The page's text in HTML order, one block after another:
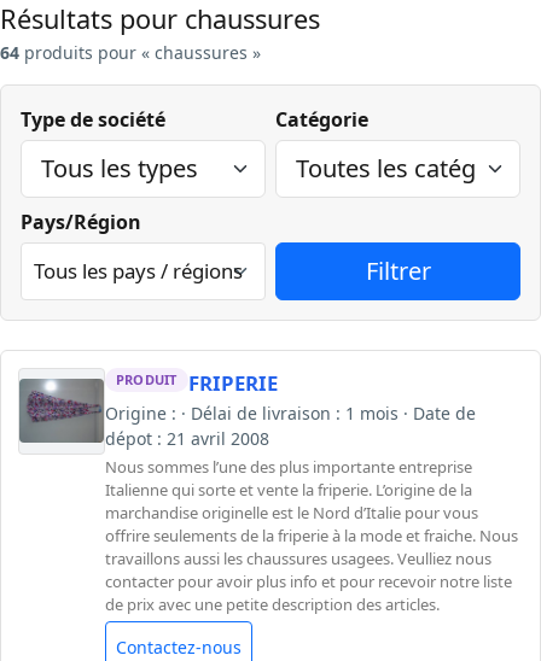
Résultats pour chaussures
64 produits pour « chaussures »
Type de société Catégorie
Pays/Région
PRODUIT FRIPERIE
Origine : · Délai de livraison : 1 mois · Date de
dépot : 21 avril 2008
Nous sommes l’une des plus importante entreprise
Italienne qui sorte et vente la friperie. L’origine de la
marchandise originelle est le Nord d’Italie pour vous
offrire seulements de la friperie à la mode et fraiche. Nous
travaillons aussi les chaussures usagees. Veulliez nous
contacter pour avoir plus info et pour recevoir notre liste
de prix avec une petite description des articles.
Contactez-nous